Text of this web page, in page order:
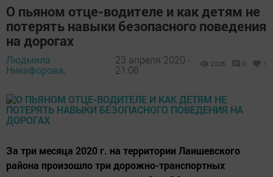
О пьяном отце-водителе и как детям не
потерять навыки безопасного поведения
на дорогах
Людмила
Никифорова,
23 апреля 2020 -
21:08
2206 0 1
За три месяца 2020 г. на территории Лаишевского
района произошло три дорожно-транспортных